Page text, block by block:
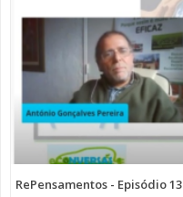
RePensamentos - Episódio 13